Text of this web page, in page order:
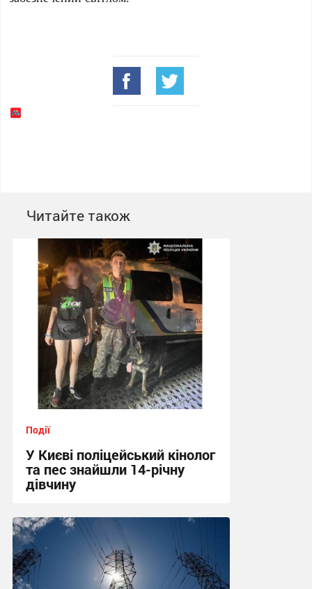
Читайте також
Події
У Києві поліцейський кінолог
та пес знайшли 14-річну
дівчину
19:08 сьогодні